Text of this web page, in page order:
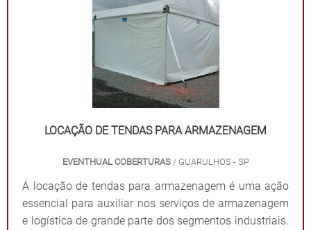
LOCAÇÃO DE TENDAS PARA ARMAZENAGEM
EVENTHUAL COBERTURAS/ GUARULHOS - SP
A locação de tendas para armazenagem é uma ação
essencial para auxiliar nos serviços de armazenagem
e logística de grande parte dos segmentos industriais.